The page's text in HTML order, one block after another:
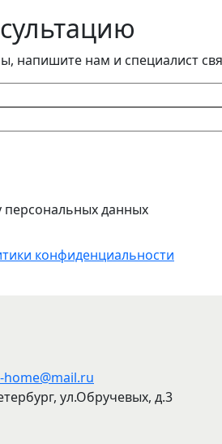
напишите нам и специалист
персональных данных
конфиденциальности
ул.Обручевых, д.3